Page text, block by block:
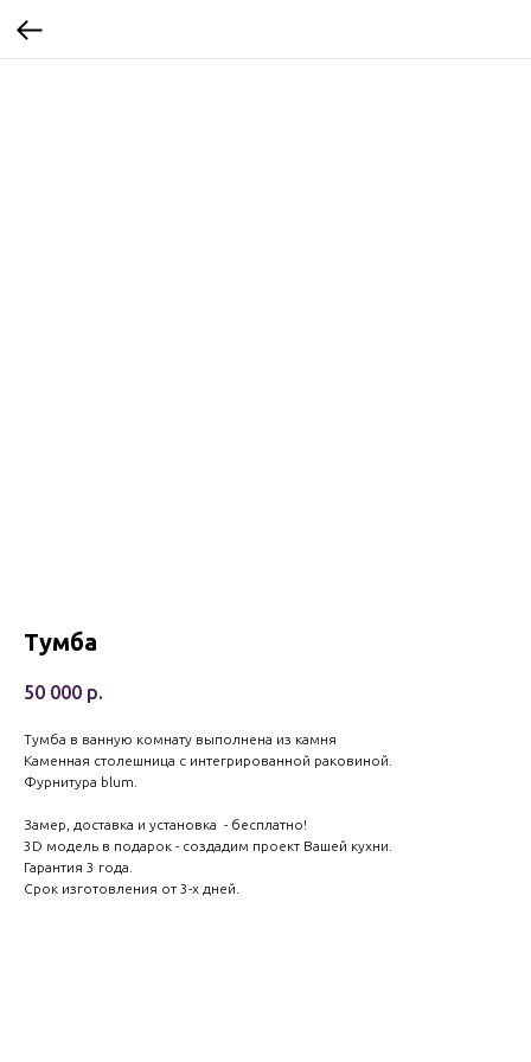
Тумба
50 000 р.
Тумба в ванную комнату выполнена из камня
Каменная столешница с интегрированной раковиной.
Фурнитура blum.
Замер, доставка и установка - бесплатно!
3D модель в подарок - создадим проект Вашей кухни.
Гарантия 3 года.
Срок изготовления от 3-х дней.